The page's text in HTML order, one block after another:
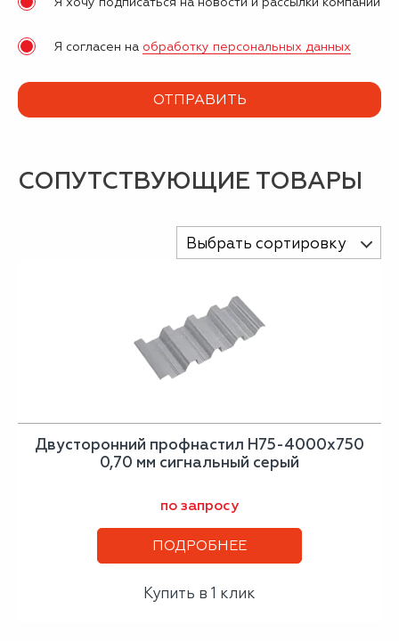
Я согласен на обработку персональных данных
СОПУТСТВУЮЩИЕ ТОВАРЫ
Выбрать сортировку
Двусторонний профнастил Н75-4000х750
0,70 мм сигнальный серый
по запросу
ПОДРОБНЕЕ
Купить в 1 клик